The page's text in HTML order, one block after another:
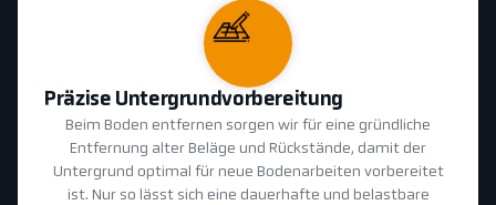
Präzise Untergrundvorbereitung
Beim Boden entfernen sorgen wir für eine gründliche
Entfernung alter Beläge und Rückstände, damit der
Untergrund optimal für neue Bodenarbeiten vorbereitet
ist. Nur so lässt sich eine dauerhafte und belastbare